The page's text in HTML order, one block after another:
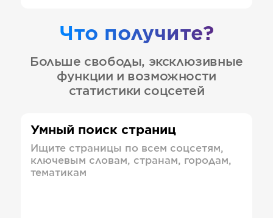
Что получите?
Больше свободы, эксклюзивные
функции и возможности
статистики соцсетей
Умный поиск страниц
Ищите страницы по всем соцсетям,
ключевым словам, странам, городам,
тематикам